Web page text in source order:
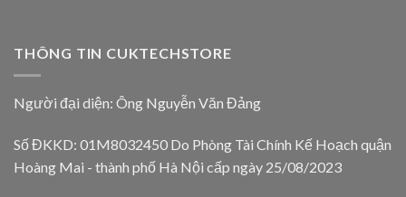
THÔNG TIN CUKTECHSTORE
Người đại diện: Ông Nguyễn Văn Đảng
Số ĐKKD: 01M8032450 Do Phòng Tài Chính Kế Hoạch quận
Hoàng Mai - thành phố Hà Nội cấp ngày 25/08/2023